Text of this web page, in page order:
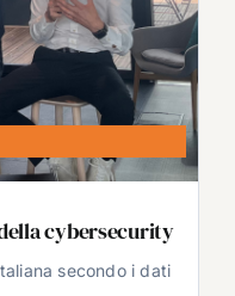
cybersecurity
secondo i dati